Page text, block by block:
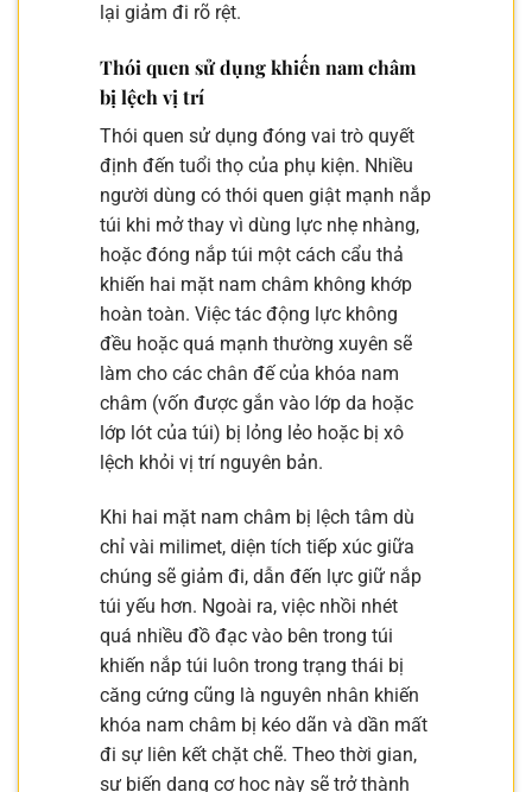
lại giảm đi rõ rệt.
Thói quen sử dụng khiến nam châm
bị lệch vị trí
Thói quen sử dụng đóng vai trò quyết
định đến tuổi thọ của phụ kiện. Nhiều
người dùng có thói quen giật mạnh nắp
túi khi mở thay vì dùng lực nhẹ nhàng,
hoặc đóng nắp túi một cách cẩu thả
khiến hai mặt nam châm không khớp
hoàn toàn. Việc tác động lực không
đều hoặc quá mạnh thường xuyên sẽ
làm cho các chân đế của khóa nam
châm (vốn được gắn vào lớp da hoặc
lớp lót của túi) bị lỏng lẻo hoặc bị xô
lệch khỏi vị trí nguyên bản.
Khi hai mặt nam châm bị lệch tâm dù
chỉ vài milimet, diện tích tiếp xúc giữa
chúng sẽ giảm đi, dẫn đến lực giữ nắp
túi yếu hơn. Ngoài ra, việc nhồi nhét
quá nhiều đồ đạc vào bên trong túi
khiến nắp túi luôn trong trạng thái bị
căng cứng cũng là nguyên nhân khiến
khóa nam châm bị kéo dãn và dần mất
đi sự liên kết chặt chẽ. Theo thời gian,
sự biến dạng cơ học này sẽ trở thành